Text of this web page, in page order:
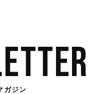
ガジン